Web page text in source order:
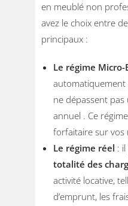
en meublé non
avez le choix entre
principaux :
Le régime Micro-
automatiquement
ne dépassent
annuel . Ce
forfaitaire sur vos
Le régime réel :
totalité des
activité locative,
d’emprunt, les